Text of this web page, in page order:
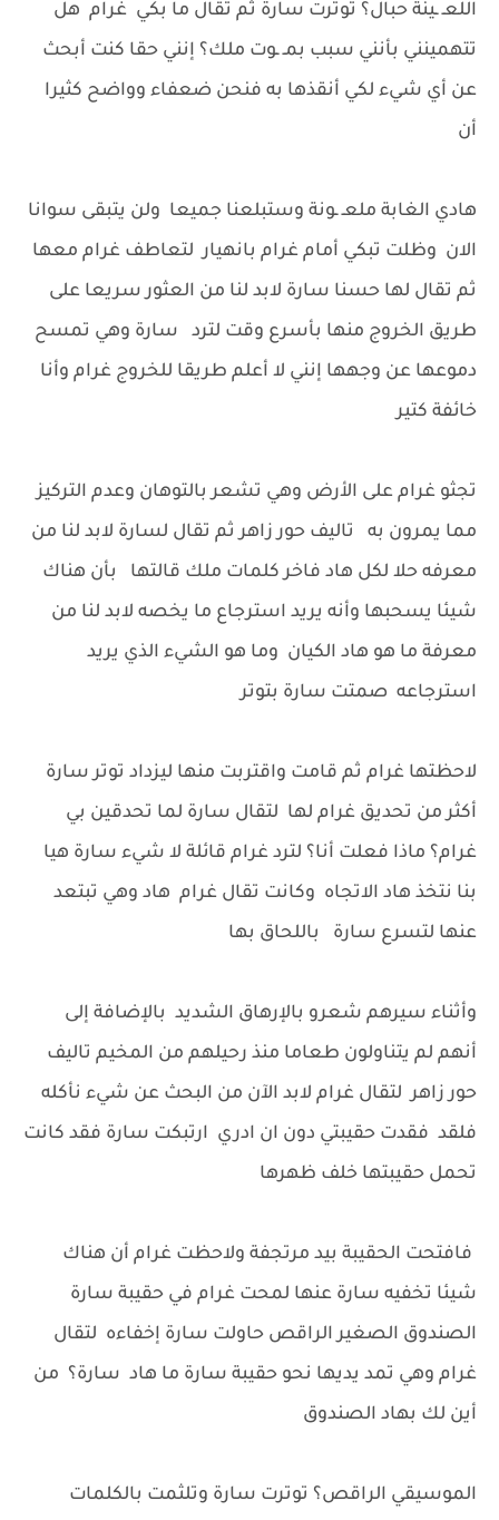
اللعـ ـينة حبال؟ توترت سارة ثم تقال ما بكي غرام هل
تتهمينني بأنني سبب بمـ ـوت ملك؟ إنني حقا كنت أبحث
عن أي شيء لكي أنقذها به فنحن ضعفاء وواضح كثيرا
أن
هادي الغابة ملعـ ـونة وستبلعنا جميعا ولن يتبقى سوانا
الان وظلت تبكي أمام غرام بانهيار لتعاطف غرام معها
ثم تقال لها حسنا سارة لابد لنا من العثور سريعا على
طريق الخروج منها بأسرع وقت لترد سارة وهي تمسح
دموعها عن وجهها إنني لا أعلم طريقا للخروج غرام وأنا
خائفة كتير
تجثو غرام على الأرض وهي تشعر بالتوهان وعدم التركيز
مما يمرون به تاليف حور زاهر ثم تقال لسارة لابد لنا من
معرفه حلا لكل هاد فاخر كلمات ملك قالتها بأن هناك
شيئا يسحبها وأنه يريد استرجاع ما يخصه لابد لنا من
معرفة ما هو هاد الكيان وما هو الشيء الذي يريد
استرجاعه صمتت سارة بتوتر
لاحظتها غرام ثم قامت واقتربت منها ليزداد توتر سارة
أكثر من تحديق غرام لها لتقال سارة لما تحدقين بي
غرام؟ ماذا فعلت أنا؟ لترد غرام قائلة لا شيء سارة هيا
بنا نتخذ هاد الاتجاه وكانت تقال غرام هاد وهي تبتعد
عنها لتسرع سارة باللحاق بها
وأثناء سيرهم شعرو بالإرهاق الشديد بالإضافة إلى
أنهم لم يتناولون طعاما منذ رحيلهم من المخيم تاليف
حور زاهر لتقال غرام لابد الآن من البحث عن شيء نأكله
فلقد فقدت حقيبتي دون ان ادري ارتبكت سارة فقد كانت
تحمل حقيبتها خلف ظهرها
فافتحت الحقيبة بيد مرتجفة ولاحظت غرام أن هناك
شيئا تخفيه سارة عنها لمحت غرام في حقيبة سارة
الصندوق الصغير الراقص حاولت سارة إخفاءه لتقال
غرام وهي تمد يديها نحو حقيبة سارة ما هاد سارة؟ من
أين لك بهاد الصندوق
الموسيقي الراقص؟ توترت سارة وتلثمت بالكلمات